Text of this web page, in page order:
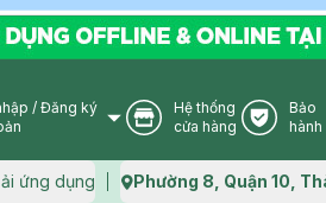
User Icon
/ Đăng ký
Store Icon
Hệ thống
cửa hàng
Bảo
hành
ứng dụng Phường 8, Quận 10,